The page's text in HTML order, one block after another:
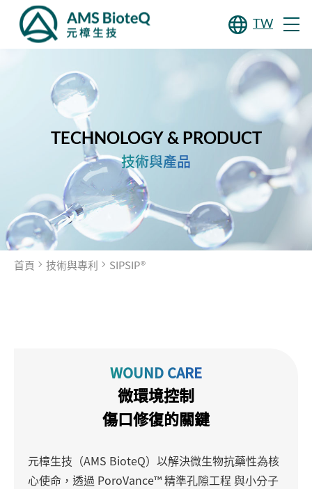
TW
TECHNOLOGY & PRODUCT
技術與產品
首頁 技術與專利 SIPSIP®
微環境控制
傷口修復的關鍵
WOUND CARE
元樟生技（AMS BioteQ）以解決微生物抗藥性為核
心使命，透過 PoroVance™ 精準孔隙工程 與小分子